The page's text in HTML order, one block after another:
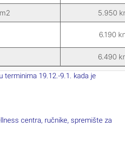
5.950
6.190
6.490
terminima 19.12.-9.1. kada je
centra, ručnike, spremište za